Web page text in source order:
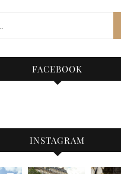
FACEBOOK
INSTAGRAM